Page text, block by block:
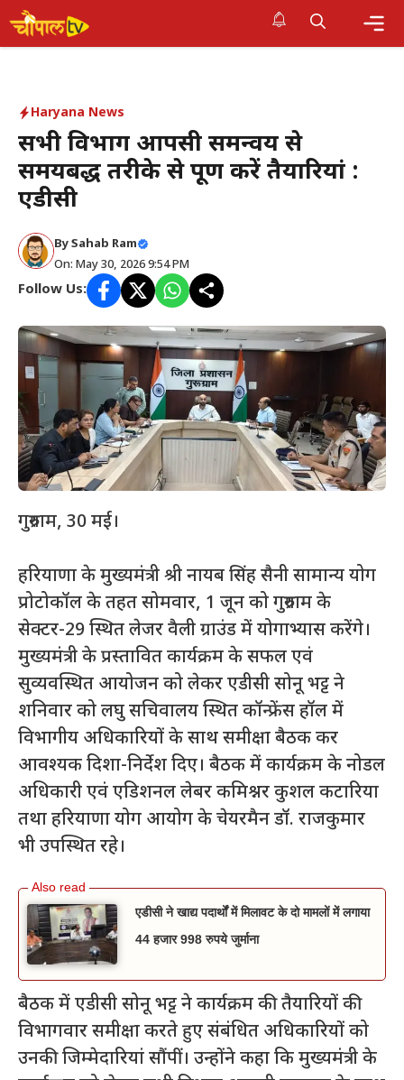
Skip
to
Haryana News
सभी विभाग आपसी समन्वय से
समयबद्ध तरीके से पूर्ण करें तैयारियां :
एडीसी
By Sahab Ram
On: May 30, 2026 9:54 PM
Follow Us:
गुरुग्राम, 30 मई।
हरियाणा के मुख्यमंत्री श्री नायब सिंह सैनी सामान्य योग
प्रोटोकॉल के तहत सोमवार, 1 जून को गुरुग्राम के
सेक्टर-29 स्थित लेजर वैली ग्राउंड में योगाभ्यास करेंगे।
मुख्यमंत्री के प्रस्तावित कार्यक्रम के सफल एवं
सुव्यवस्थित आयोजन को लेकर एडीसी सोनू भट्ट ने
शनिवार को लघु सचिवालय स्थित कॉन्फ्रेंस हॉल में
विभागीय अधिकारियों के साथ समीक्षा बैठक कर
आवश्यक दिशा-निर्देश दिए। बैठक में कार्यक्रम के नोडल
अधिकारी एवं एडिशनल लेबर कमिश्नर कुशल कटारिया
तथा हरियाणा योग आयोग के चेयरमैन डॉ. राजकुमार
भी उपस्थित रहे।
एडीसी ने खाद्य पदार्थों में मिलावट के दो मामलों में लगाया
44 हजार 998 रुपये जुर्माना
बैठक में एडीसी सोनू भट्ट ने कार्यक्रम की तैयारियों की
विभागवार समीक्षा करते हुए संबंधित अधिकारियों को
उनकी जिम्मेदारियां सौंपीं। उन्होंने कहा कि मुख्यमंत्री के